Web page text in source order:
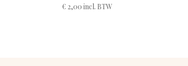
€ 2,00 incl. BTW